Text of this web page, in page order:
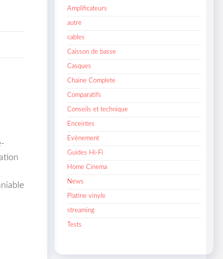
Amplificateurs
autre
cables
Caisson de basse
Casques
Chaine Complete
Comparatifs
Conseils et technique
Enceintes
Evènement
Guides Hi-Fi
Home Cinema
News
Platine vinyle
streaming
Tests